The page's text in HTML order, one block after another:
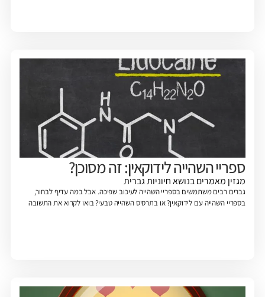
ספריי השהייה לידוקאין: זה מסוכן?
מגזין מאמרים בנושא חיוניות גברית
גברים רבים משתמשים בספריי השהייה לעיכוב שפיכה. אבל במה עדיף לבחור,
בספריי השהייה עם לידוקאין? או בתרסיס השהייה טבעי? בואו לקרוא את התשובה